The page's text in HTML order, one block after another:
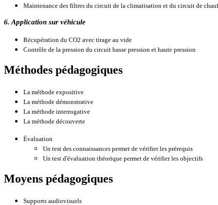
Maintenance des filtres du circuit de la climatisation et du circuit de
6. Application sur véhicule
Récupération du CO2 avec tirage au vide
Contrôle de la pression du circuit basse pression et haute pression
Méthodes pédagogiques
La méthode expositive
La méthode démonstrative
La méthode interrogative
La méthode découverte
Évaluation
Un test des connaissances permet de vérifier les prérequis
Un test d'évaluation théorique permet de vérifier les objectifs
Moyens pédagogiques
Supports audiovisuels